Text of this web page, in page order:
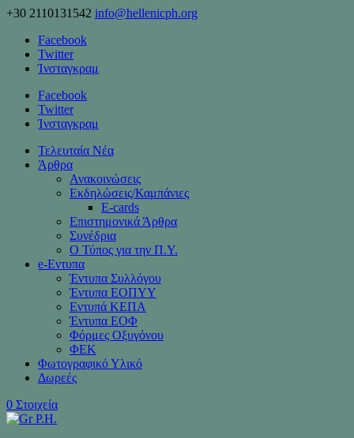
+30 2110131542 info@hellenicph.org
Facebook
Twitter
Ίνσταγκραμ
Facebook
Twitter
Ίνσταγκραμ
Τελευταία Νέα
Άρθρα
Ανακοινώσεις
Εκδηλώσεις/Καμπάνιες
Ε-cards
Επιστημονικά Άρθρα
Συνέδρια
Ο Τύπος για την Π.Υ.
e-Eντυπα
Έντυπα Συλλόγου
Έντυπα ΕΟΠΥΥ
Εντυπά ΚΕΠΑ
Έντυπα ΕΟΦ
Φόρμες Οξυγόνου
ΦΕΚ
Φωτογραφικό Υλικό
Δωρεές
0 Στοιχεία